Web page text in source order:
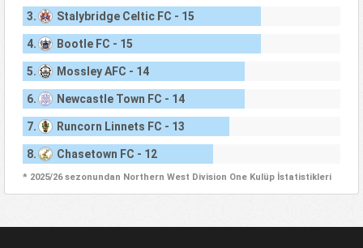
3. Stalybridge Celtic FC - 15
4. Bootle FC - 15
5. Mossley AFC - 14
6. Newcastle Town FC - 14
7. Runcorn Linnets FC - 13
8. Chasetown FC - 12
* 2025/26 sezonundan Northern West Division One Kulüp İstatistikleri